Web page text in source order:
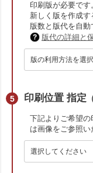
印刷版が必要です
新しく版を作成
版数と版代を自動
版代の詳細と
印刷位置 指定
下記よりご希望
は画像をご参照い